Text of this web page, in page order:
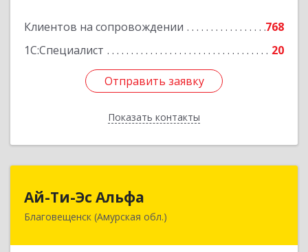
Клиентов на сопровождении
768
1С:Специалист
20
Отправить заявку
Показать контакты
Отправить заявку
Назад
Ай-Ти-Эс Альфа
Благовещенск (Амурская обл.)
675000, Амурская обл, Благовещенск г, Зейская